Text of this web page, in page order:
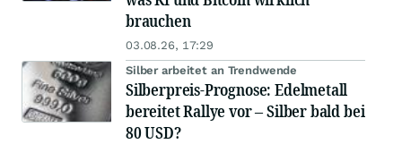
brauchen
03.08.26, 17:29
Silber arbeitet an Trendwende
Silberpreis-Prognose: Edelmetall
bereitet Rallye vor – Silber bald bei
80 USD?